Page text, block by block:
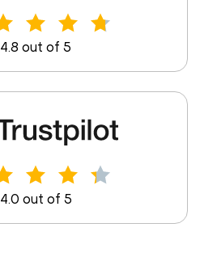
4.8 out of 5
4.0 out of 5